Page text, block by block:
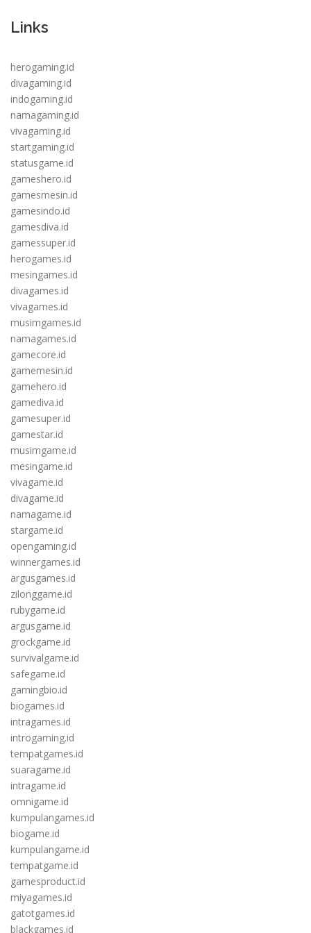
Links
herogaming.id
divagaming.id
indogaming.id
namagaming.id
vivagaming.id
startgaming.id
statusgame.id
gameshero.id
gamesmesin.id
gamesindo.id
gamesdiva.id
gamessuper.id
herogames.id
mesingames.id
divagames.id
vivagames.id
musimgames.id
namagames.id
gamecore.id
gamemesin.id
gamehero.id
gamediva.id
gamesuper.id
gamestar.id
musimgame.id
mesingame.id
vivagame.id
divagame.id
namagame.id
stargame.id
opengaming.id
winnergames.id
argusgames.id
zilonggame.id
rubygame.id
argusgame.id
grockgame.id
survivalgame.id
safegame.id
gamingbio.id
biogames.id
intragames.id
introgaming.id
tempatgames.id
suaragame.id
intragame.id
omnigame.id
kumpulangames.id
biogame.id
kumpulangame.id
tempatgame.id
gamesproduct.id
miyagames.id
gatotgames.id
blackgames.id